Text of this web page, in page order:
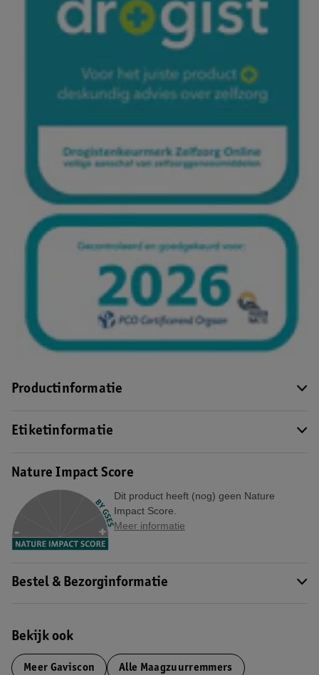
Productinformatie
Etiketinformatie
Nature Impact Score
Dit product heeft (nog) geen Nature
Impact Score.
Meer informatie
Bestel & Bezorginformatie
Bekijk ook
Meer Gaviscon Alle Maagzuurremmers